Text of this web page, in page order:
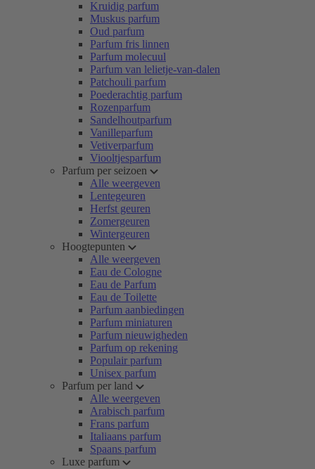
Kruidig parfum
Muskus parfum
Oud parfum
Parfum fris linnen
Parfum molecuul
Parfum van lelietje-van-dalen
Patchouli parfum
Poederachtig parfum
Rozenparfum
Sandelhoutparfum
Vanilleparfum
Vetiverparfum
Viooltjesparfum
Parfum per seizoen
Alle weergeven
Lentegeuren
Herfst geuren
Zomergeuren
Wintergeuren
Hoogtepunten
Alle weergeven
Eau de Cologne
Eau de Parfum
Eau de Toilette
Parfum aanbiedingen
Parfum miniaturen
Parfum nieuwigheden
Parfum op rekening
Populair parfum
Unisex parfum
Parfum per land
Alle weergeven
Arabisch parfum
Frans parfum
Italiaans parfum
Spaans parfum
Luxe parfum